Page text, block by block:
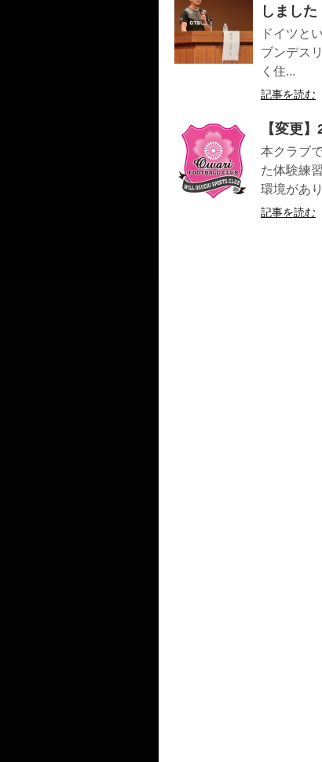
しました
ドイツと
ブンデス
く住...
記事を読む
【変更
本クラブ
た体験練
環境があ
記事を読む